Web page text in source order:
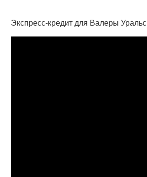
Экспресс-кредит для Валеры